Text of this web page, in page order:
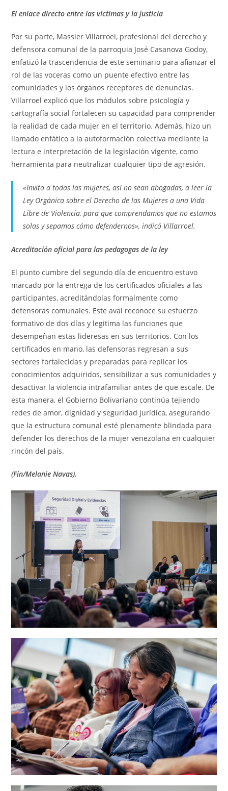
El enlace directo entre las víctimas y la justicia
Por su parte, Massier Villarroel, profesional del derecho y
defensora comunal de la parroquia José Casanova Godoy,
enfatizó la trascendencia de este seminario para afianzar el
rol de las voceras como un puente efectivo entre las
comunidades y los órganos receptores de denuncias.
Villarroel explicó que los módulos sobre psicología y
cartografía social fortalecen su capacidad para comprender
la realidad de cada mujer en el territorio. Además, hizo un
llamado enfático a la autoformación colectiva mediante la
lectura e interpretación de la legislación vigente, como
herramienta para neutralizar cualquier tipo de agresión.
«Invito a todas las mujeres, así no sean abogadas, a leer la
Ley Orgánica sobre el Derecho de las Mujeres a una Vida
Libre de Violencia, para que comprendamos que no estamos
solas y sepamos cómo defendernos», indicó Villarroel.
Acreditación oficial para las pedagogas de la ley
El punto cumbre del segundo día de encuentro estuvo
marcado por la entrega de los certificados oficiales a las
participantes, acreditándolas formalmente como
defensoras comunales. Este aval reconoce su esfuerzo
formativo de dos días y legitima las funciones que
desempeñan estas lideresas en sus territorios. Con los
certificados en mano, las defensoras regresan a sus
sectores fortalecidas y preparadas para replicar los
conocimientos adquiridos, sensibilizar a sus comunidades y
desactivar la violencia intrafamiliar antes de que escale. De
esta manera, el Gobierno Bolivariano continúa tejiendo
redes de amor, dignidad y seguridad jurídica, asegurando
que la estructura comunal esté plenamente blindada para
defender los derechos de la mujer venezolana en cualquier
rincón del país.
(Fin/Melanie Navas).